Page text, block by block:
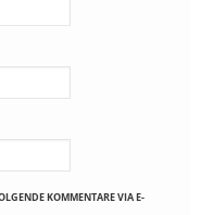
KOMMENTARE VIA E-